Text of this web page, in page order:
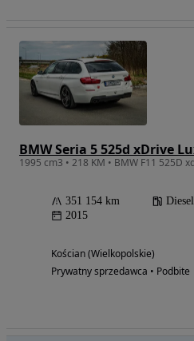
BMW Seria 5 525d xDrive
1995 cm3 • 218 KM • BMW F11 525D
351 154 km Diesel
2015
Kościan (Wielkopolskie)
Prywatny sprzedawca • Podbite